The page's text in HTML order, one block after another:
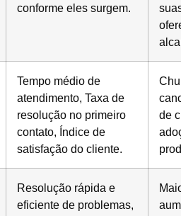
conforme eles surgem.
Tempo médio de
atendimento, Taxa de
resolução no primeiro
contato, Índice de
satisfação do cliente.
de
Resolução rápida e
eficiente de problemas,